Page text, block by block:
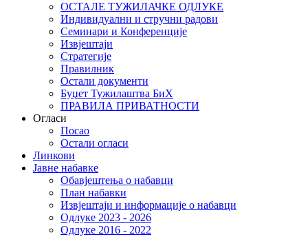
ОСТАЛЕ ТУЖИЛАЧКЕ ОДЛУКЕ
Индивидуални и стручни радови
Семинари и Конференције
Извјештаји
Стратегије
Правилник
Остали документи
Буџет Тужилаштва БиХ
ПРАВИЛА ПРИВАТНОСТИ
Огласи
Посао
Остали огласи
Линкови
Јавне набавке
Обавјештења о набавци
План набавки
Извјештаји и информације о набавци
Одлуке 2023 - 2026
Одлуке 2016 - 2022